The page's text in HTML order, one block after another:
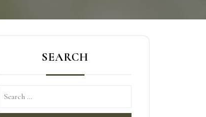
SEARCH